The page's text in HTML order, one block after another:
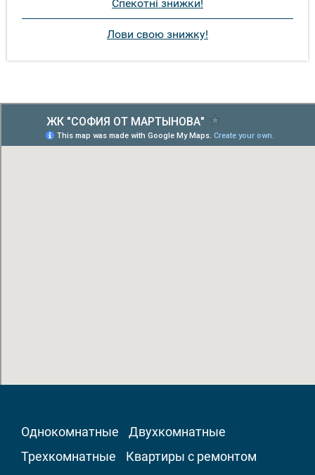
Спекотні знижки!
Лови свою знижку!
Однокомнатные
Двухкомнатные
Трехкомнатные
Квартиры с ремонтом